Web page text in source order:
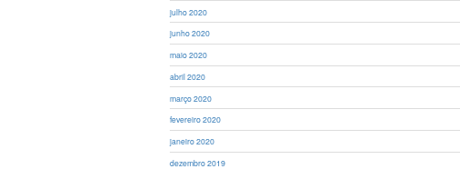
julho 2020
junho 2020
maio 2020
abril 2020
março 2020
fevereiro 2020
janeiro 2020
dezembro 2019